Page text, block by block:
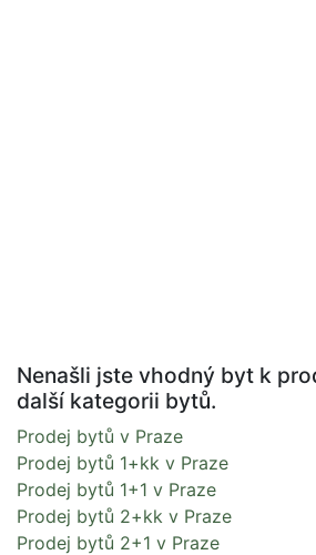
Nenašli jste vhodný byt k
další kategorii bytů.
Prodej bytů v Praze
Prodej bytů 1+kk v Praze
Prodej bytů 1+1 v Praze
Prodej bytů 2+kk v Praze
Prodej bytů 2+1 v Praze